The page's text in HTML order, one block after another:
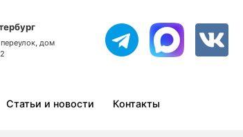
дом
Статьи и новости Контакты